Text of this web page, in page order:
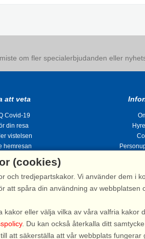
om fler specialerbjudanden eller
att veta
Covid-19
din resa
vistelsen
hemresan
(cookies)
och tredjepartskakor. Vi använder dem i
att spåra din användning av
eller välja vilka av våra valfria kakor
. Du kan också återkalla ditt samtycke
att säkerställa att vår webbplats